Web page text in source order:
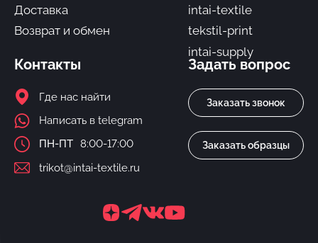
Доставка
Возврат и обмен
intai-textile
tekstil-print
intai-supply
Контакты
Где нас найти
Написать в telegram
ПН-ПТ
8:00-17:00
trikot@intai-textile.ru
Задать вопрос
Заказать звонок
Заказать образцы